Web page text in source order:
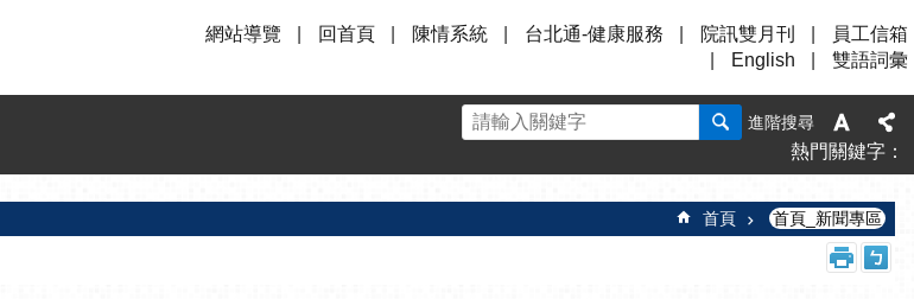
網站導覽
回首頁 陳情系統 台北通-健康服務 院訊雙月刊
員工信箱
English
雙語詞彙
進階搜尋
熱門關鍵字
首頁 首頁_新聞專區